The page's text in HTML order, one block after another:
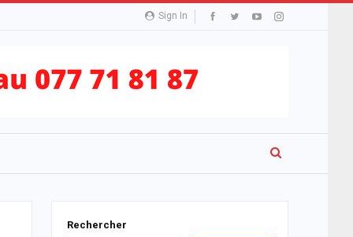
Sign In
Rechercher